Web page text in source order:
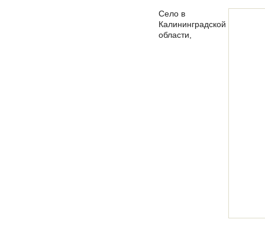
Село в
Калининградской
области,